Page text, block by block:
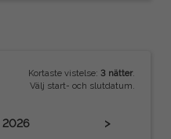
Kortaste vistelse: 3 nätter.
Välj start- och slutdatum.
2026
>